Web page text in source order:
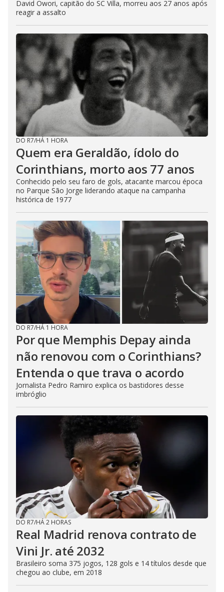
David Owori, capitão do SC Villa, morreu aos 27 anos após
reagir a assalto
DO R7/HÁ 1 HORA
Quem era Geraldão, ídolo do
Corinthians, morto aos 77 anos
Conhecido pelo seu faro de gols, atacante marcou época
no Parque São Jorge liderando ataque na campanha
histórica de 1977
DO R7/HÁ 1 HORA
Por que Memphis Depay ainda
não renovou com o Corinthians?
Entenda o que trava o acordo
Jornalista Pedro Ramiro explica os bastidores desse
imbróglio
DO R7/HÁ 2 HORAS
Real Madrid renova contrato de
Vini Jr. até 2032
Brasileiro soma 375 jogos, 128 gols e 14 títulos desde que
chegou ao clube, em 2018